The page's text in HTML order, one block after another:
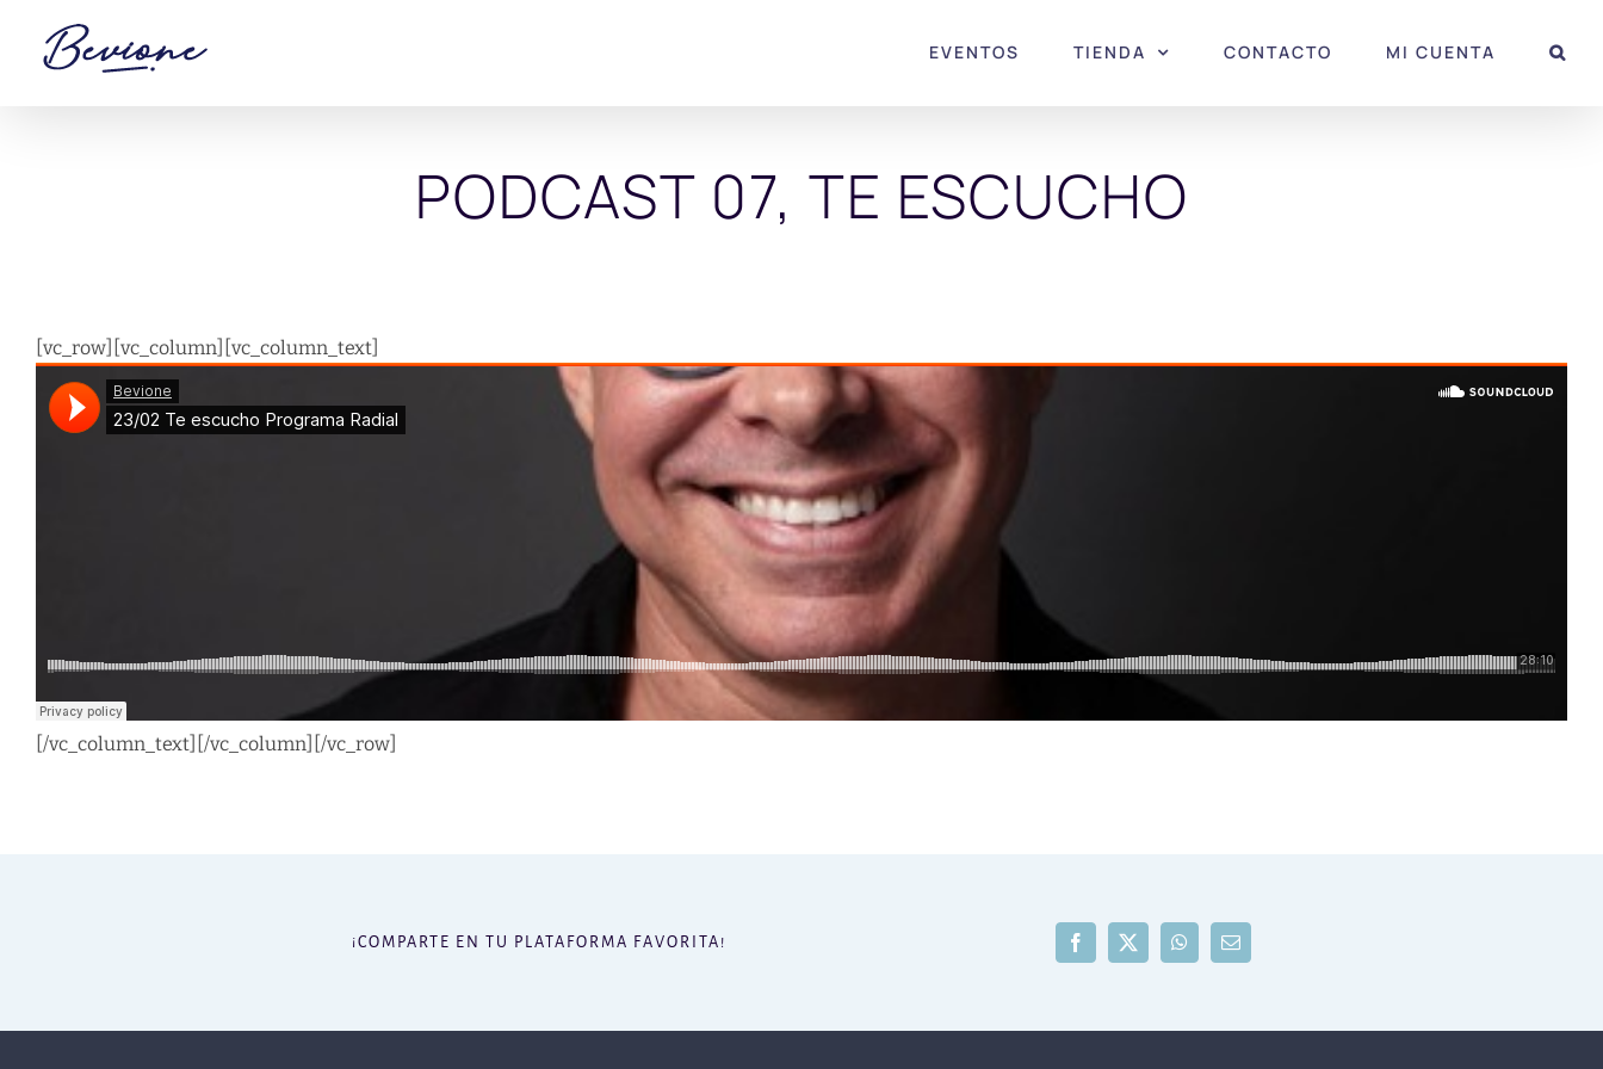
contenido
EVENTOS TIENDA CONTACTO MI CUENTA
PODCAST 07, TE ESCUCHO
[vc_row][vc_column][vc_column_text]
[/vc_column_text][/vc_column][/vc_row]
¡COMPARTE EN TU PLATAFORMA FAVORITA! Facebook
X WhatsAppCorreo
electrónico